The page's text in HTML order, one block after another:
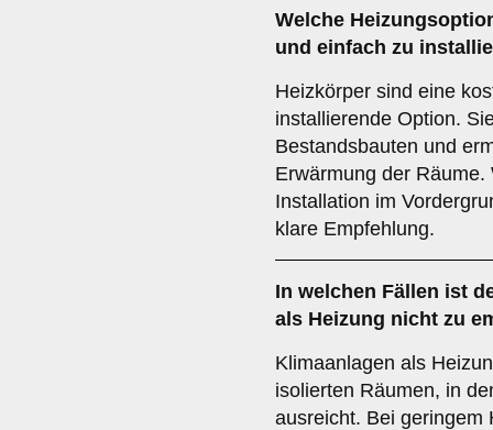
Welche
und einfach zu
Heizkörper sind eine
installierende Option.
Bestandsbauten und
Erwärmung der
Installation im
klare Empfehlung.
In welchen Fällen ist
als Heizung nicht zu
Klimaanlagen als
isolierten Räumen, in
ausreicht. Bei geringem